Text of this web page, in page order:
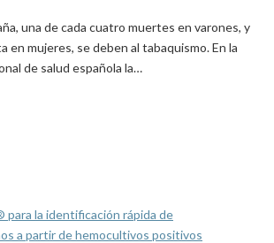
una de cada cuatro muertes en varones, y
en mujeres, se deben al tabaquismo. En la
de salud española la…